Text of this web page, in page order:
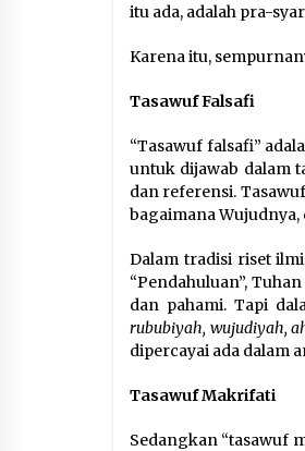
itu ada, adalah pra-
Karena itu,
Tasawuf Falsafi
“Tasawuf falsafi”
untuk dijawab dalam
dan referensi.
bagaimana Wujudnya,
Dalam tradisi riset
“Pendahuluan”,
dan pahami. Tapi
rububiyah, wujudiyah,
dipercayai ada dalam
Tasawuf Makrifati
Sedangkan “tasawuf